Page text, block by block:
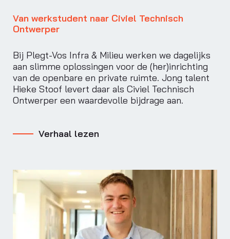
Van werkstudent naar Civiel Technisch
Ontwerper
Bij Plegt-Vos Infra & Milieu werken we dagelijks
aan slimme oplossingen voor de (her)inrichting
van de openbare en private ruimte. Jong talent
Hieke Stoof levert daar als Civiel Technisch
Ontwerper een waardevolle bijdrage aan.
Verhaal lezen